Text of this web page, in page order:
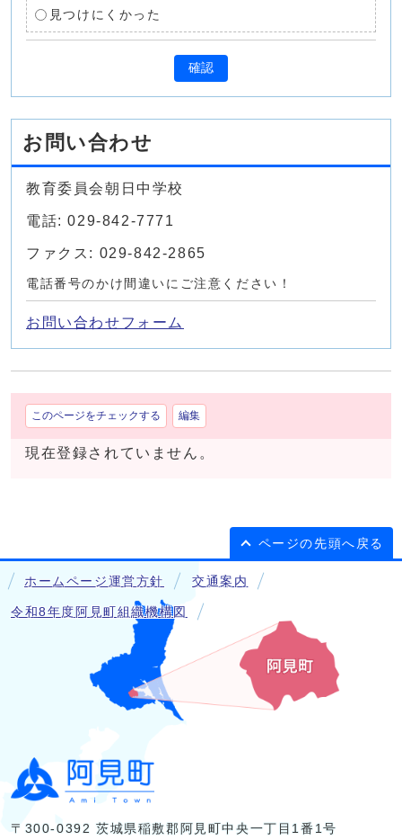
見つけにくかった
確認
お問い合わせ
教育委員会朝日中学校
電話: 029-842-7771
ファクス: 029-842-2865
電話番号のかけ間違いにご注意ください！
お問い合わせフォーム
このページをチェックする 編集
現在登録されていません。
ページの先頭へ戻る
ホームページ運営方針 交通案内
令和8年度阿見町組織機構図
〒300-0392 茨城県稲敷郡阿見町中央一丁目1番1号